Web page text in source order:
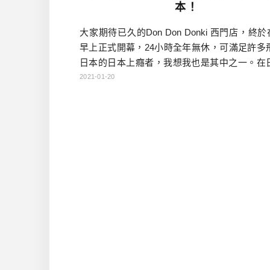
本！
大家期待已久的Don Don Donki 西門店，終於
早上正式開幕，24小時全年無休，可滿足許多
日本的日本上癮者，我想我也是其中之一。在
明都不太逛這的，但沒想到一走進唐吉軻德台
2021-01-20